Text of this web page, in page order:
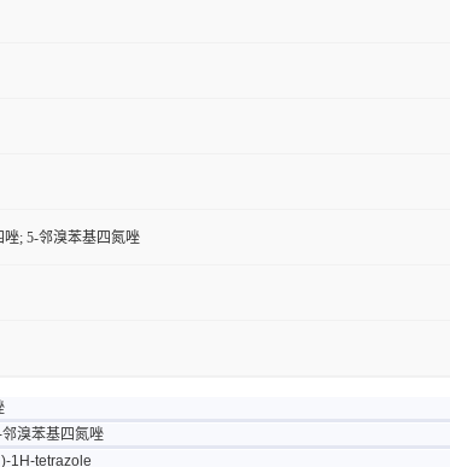
唑; 5-邻溴苯基四氮唑
溴苯基四氮唑
1H-tetrazole